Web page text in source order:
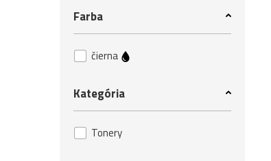
Farba
čierna
Kategória
Tonery